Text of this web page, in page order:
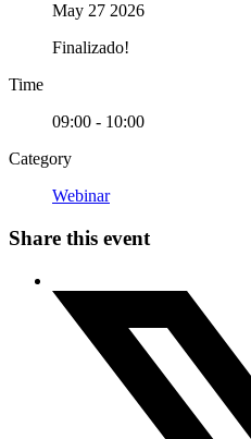
May 27 2026
Finalizado!
Time
09:00 - 10:00
Category
Webinar
Share this event